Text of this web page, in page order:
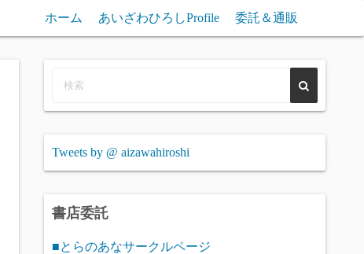
ホーム あいざわひろしProfile 委託＆通販
Tweets by @ aizawahiroshi
書店委託
■とらのあなサークルページ